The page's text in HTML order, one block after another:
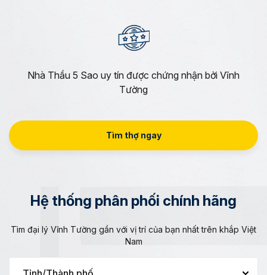
Nhà Thầu 5 Sao uy tín được chứng nhận bởi Vĩnh
Tường
Tìm thợ ngay
Hệ thống phân phối chính hãng
Tìm đại lý Vĩnh Tường gần với vị trí của bạn nhất trên khắp Việt
Nam